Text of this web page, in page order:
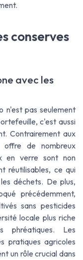
conserves
avec les
n'est pas seulement
c'est aussi
Contrairement aux
offre de nombreux
en verre sont non
réutilisables, ce qui
déchets. De plus,
précédemment,
sans pesticides
locale plus riche
phréatiques. Les
pratiques agricoles
un rôle crucial dans